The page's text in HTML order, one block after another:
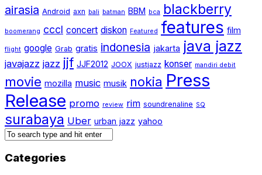
airasia Android axn bali batman BBM bca blackberry
boomerang cccl concert diskon Featured features film
flight google Grab gratis indonesia jakarta java jazz
javajazz jazz jjf JJF2012 JOOX justjazz konser mandiri debit
movie mozilla music musik nokia Press
Release promo review rim soundrenaline SQ
surabaya Uber urban jazz yahoo
Categories